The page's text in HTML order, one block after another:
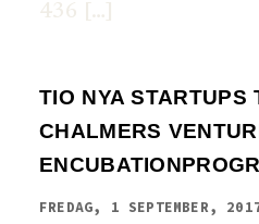
436 […]
TIO NYA STARTUPS
CHALMERS
FREDAG, 1 SEPTEMBER,